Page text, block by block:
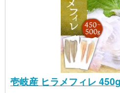
壱岐産 ヒラメフィレ